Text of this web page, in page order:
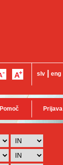
slv eng
Pomoč Prijava